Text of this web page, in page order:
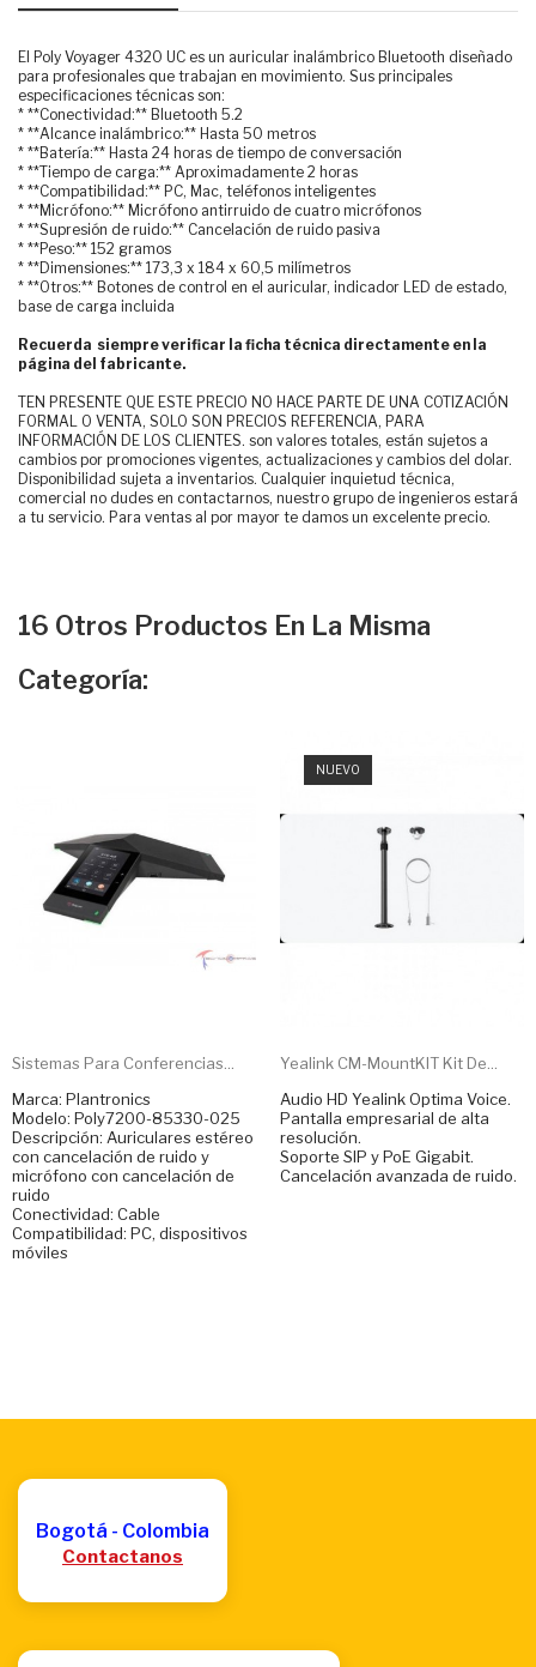
El Poly Voyager 4320 UC es un auricular inalámbrico Bluetooth diseñado
para profesionales que trabajan en movimiento. Sus principales
especificaciones técnicas son:
* **Conectividad:** Bluetooth 5.2
* **Alcance inalámbrico:** Hasta 50 metros
* **Batería:** Hasta 24 horas de tiempo de conversación
* **Tiempo de carga:** Aproximadamente 2 horas
* **Compatibilidad:** PC, Mac, teléfonos inteligentes
* **Micrófono:** Micrófono antirruido de cuatro micrófonos
* **Supresión de ruido:** Cancelación de ruido pasiva
* **Peso:** 152 gramos
* **Dimensiones:** 173,3 x 184 x 60,5 milímetros
* **Otros:** Botones de control en el auricular, indicador LED de estado,
base de carga incluida
Recuerda siempre verificar la ficha técnica directamente en la
página del fabricante.
TEN PRESENTE QUE ESTE PRECIO NO HACE PARTE DE UNA COTIZACIÓN
FORMAL O VENTA, SOLO SON PRECIOS REFERENCIA, PARA
INFORMACIÓN DE LOS CLIENTES. son valores totales, están sujetos a
cambios por promociones vigentes, actualizaciones y cambios del dolar.
Disponibilidad sujeta a inventarios. Cualquier inquietud técnica,
comercial no dudes en contactarnos, nuestro grupo de ingenieros estará
a tu servicio. Para ventas al por mayor te damos un excelente precio.
16 Otros Productos En La Misma
Categoría:
Sistemas Para Conferencias...
Marca: Plantronics
Modelo: Poly7200-85330-025
Descripción: Auriculares estéreo
con cancelación de ruido y
micrófono con cancelación de
ruido
Conectividad: Cable
Compatibilidad: PC, dispositivos
móviles
NUEVO
Yealink CM-MountKIT Kit De...
Audio HD Yealink Optima Voice.
Pantalla empresarial de alta
resolución.
Soporte SIP y PoE Gigabit.
Cancelación avanzada de ruido.
Bogotá - Colombia
Contactanos